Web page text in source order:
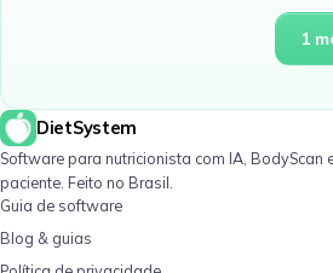
1
DietSystem
Software para nutricionista com IA, BodyScan
paciente. Feito no Brasil.
Guia de software
Blog & guias